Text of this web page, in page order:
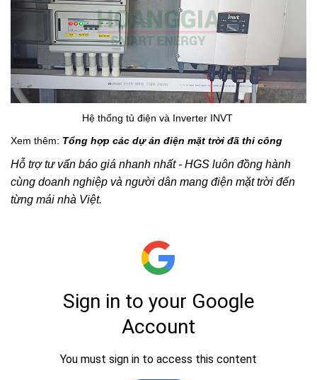
Hệ thống tủ điện và Inverter INVT
Xem thêm: Tổng hợp các dự án điện mặt trời đã thi công
Hỗ trợ tư vấn báo giá nhanh nhất - HGS luôn đồng hành
cùng doanh nghiệp và người dân mang điện mặt trời đến
từng mái nhà Việt.